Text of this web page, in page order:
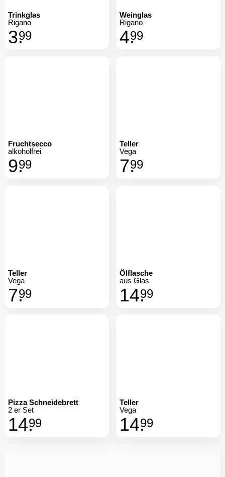
Trinkglas
Rigano
3.99
Weinglas
Rigano
4.99
Fruchtsecco
alkoholfrei
9.99
Teller
Vega
7.99
Teller
Vega
7.99
Ölflasche
aus Glas
14.99
Pizza Schneidebrett
2 er Set
14.99
Teller
Vega
14.99